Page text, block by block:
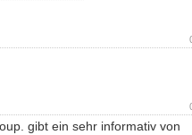
gibt ein sehr informativ von